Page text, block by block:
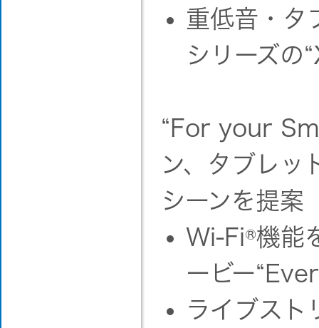
重低音・タ
シリーズの
“For your
ン、タブレッ
シーンを提案
Wi-Fi®機能
ービー
ライブスト